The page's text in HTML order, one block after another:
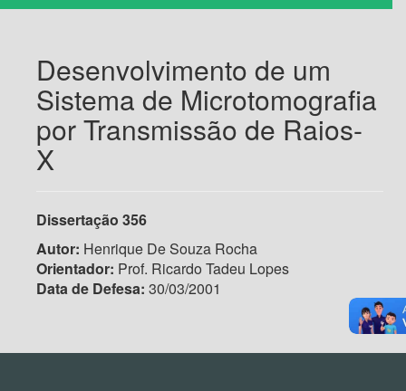
Desenvolvimento de um
Sistema de Microtomografia
por Transmissão de Raios-
X
Dissertação 356
Autor: Henrique De Souza Rocha
Orientador: Prof. Ricardo Tadeu Lopes
Data de Defesa: 30/03/2001